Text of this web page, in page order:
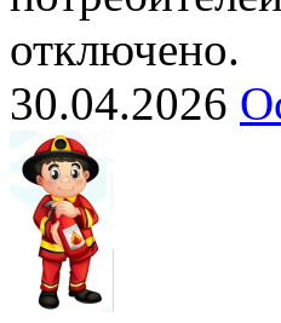
отключено.
30.04.2026